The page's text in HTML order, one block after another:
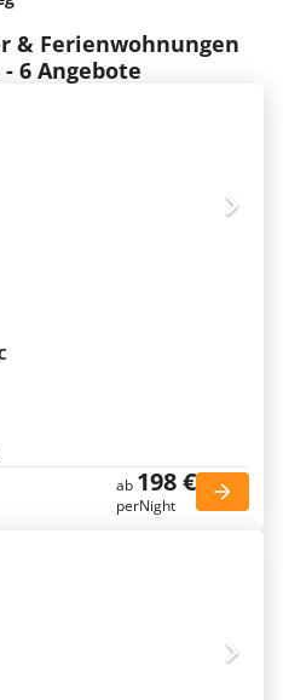
& Ferienwohnungen
6 Angebote
ab 198 €
perNight